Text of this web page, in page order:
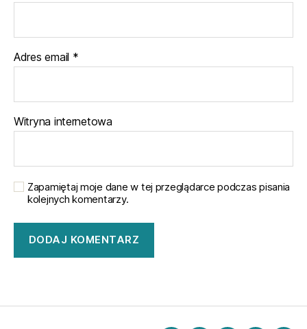
Adres email *
Witryna internetowa
Zapamiętaj moje dane w tej przeglądarce podczas pisania
kolejnych komentarzy.